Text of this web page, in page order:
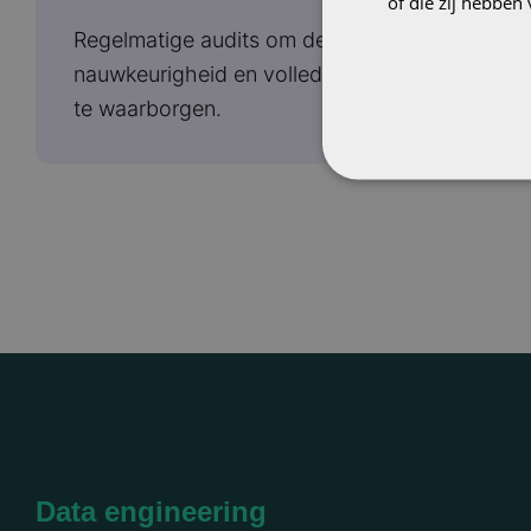
Regelmatige audits om de
nauwkeurigheid en volledigheid van data
te waarborgen.​
Data engineering